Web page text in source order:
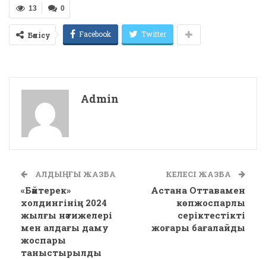
0
13
Бөлісу Facebook Twitter
Admin
АЛДЫҢҒЫ ЖАЗБА
«Бәйтерек»
холдингінің 2024
жылғы нәтижелері
мен алдағы даму
жоспары
таныстырылды
КЕЛЕСІ ЖАЗБА
Астана Оттавамен
көпжоспарлы
серіктестікті
жоғары бағалайды